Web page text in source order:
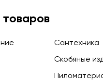
товаров
Сантехника
Скобяные